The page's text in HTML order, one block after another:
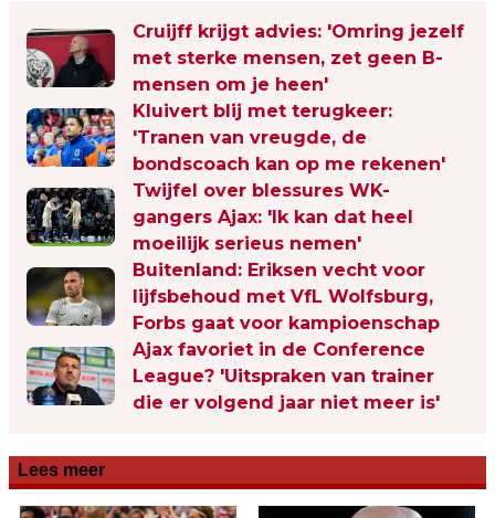
Cruijff krijgt advies: 'Omring jezelf
met sterke mensen, zet geen B-
mensen om je heen'
Kluivert blij met terugkeer:
'Tranen van vreugde, de
bondscoach kan op me rekenen'
Twijfel over blessures WK-
gangers Ajax: 'Ik kan dat heel
moeilijk serieus nemen'
Buitenland: Eriksen vecht voor
lijfsbehoud met VfL Wolfsburg,
Forbs gaat voor kampioenschap
Ajax favoriet in de Conference
League? 'Uitspraken van trainer
die er volgend jaar niet meer is'